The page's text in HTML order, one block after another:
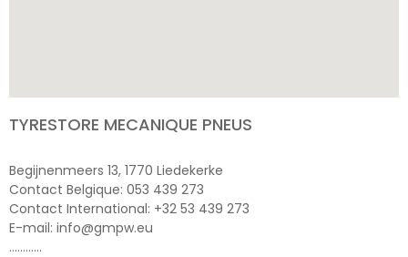
TYRESTORE MECANIQUE PNEUS
Begijnenmeers 13, 1770 Liedekerke
Contact Belgique: 053 439 273
Contact International: +32 53 439 273
E-mail: info@gmpw.eu
…………